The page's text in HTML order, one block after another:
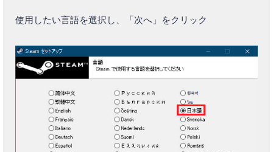
使用したい言語を選択し、「次へ」をクリック